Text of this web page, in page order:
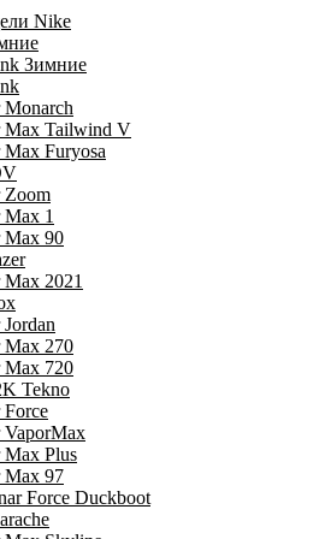
Nike
Зимние
Tailwind V
Furyosa
1
90
2021
270
720
Tekno
Plus
97
Force Duckboot